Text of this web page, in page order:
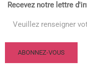
Recevez notre lettre